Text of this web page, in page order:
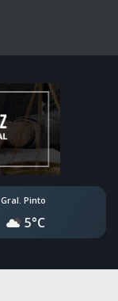
Gral. Pinto
5°C